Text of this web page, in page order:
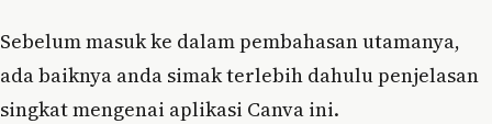
Sebelum masuk ke dalam pembahasan utamanya,
ada baiknya anda simak terlebih dahulu penjelasan
singkat mengenai aplikasi Canva ini.